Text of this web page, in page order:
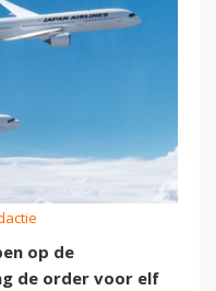
op de
de order voor elf